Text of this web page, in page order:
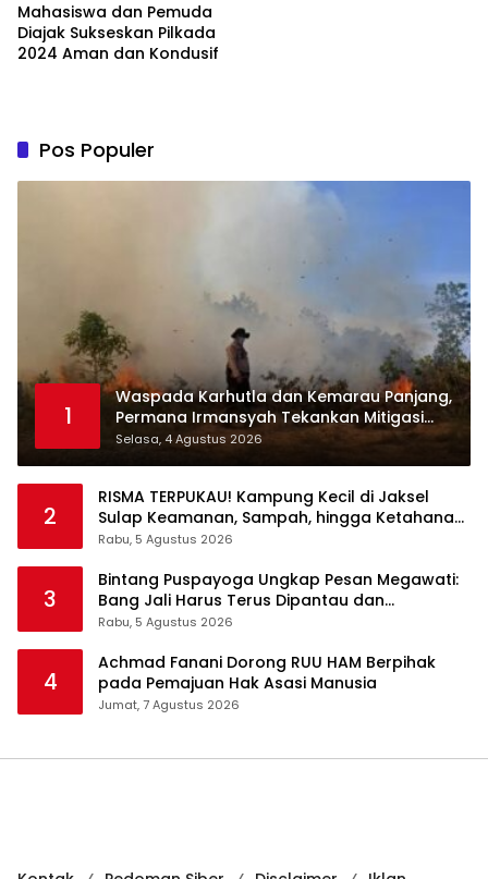
Mahasiswa dan Pemuda
Diajak Sukseskan Pilkada
2024 Aman dan Kondusif
Pos Populer
1
Waspada Karhutla dan Kemarau Panjang,
Permana Irmansyah Tekankan Mitigasi
Berbasis Komunitas
Selasa, 4 Agustus 2026
2
RISMA TERPUKAU! Kampung Kecil di Jaksel
Sulap Keamanan, Sampah, hingga Ketahanan
Pangan Jadi Satu Sistem
Rabu, 5 Agustus 2026
3
Bintang Puspayoga Ungkap Pesan Megawati:
Bang Jali Harus Terus Dipantau dan
Dikembangkan
Rabu, 5 Agustus 2026
4
Achmad Fanani Dorong RUU HAM Berpihak
pada Pemajuan Hak Asasi Manusia
Jumat, 7 Agustus 2026